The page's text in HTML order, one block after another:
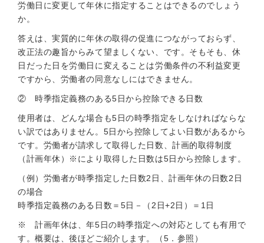
労働日に変更して年休に指定することはできるのでしょう
か。
答えは、実質的に年休の取得の促進につながっておらず、
改正法の趣旨からみて望ましくない、です。そもそも、休
日だった日を労働日に変えることは労働条件の不利益変更
ですから、労働者の同意なしにはできません。
② 時季指定義務のある5日から控除できる日数
使用者は、どんな場合も5日の時季指定をしなければならな
い訳ではありません。5日から控除してよい日数があるから
です。労働者が請求して取得した日数、計画的取得制度
（計画年休）※により取得した日数は5日から控除します。
（例）労働者が時季指定した日数2日、計画年休の日数2日
の場合
時季指定義務のある日数＝5日－（2日+2日）＝1日
※ 計画年休は、年5日の時季指定への対応としても有用で
す。概要は、後ほどご紹介します。（5．参照）